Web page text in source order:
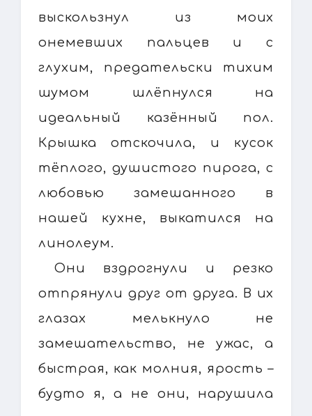
выскользнул из моих
онемевших пальцев и с
глухим, предательски тихим
шумом шлёпнулся на
идеальный казённый пол.
Крышка отскочила, и кусок
тёплого, душистого пирога, с
любовью замешанного в
нашей кухне, выкатился на
линолеум.
Они вздрогнули и резко
отпрянули друг от друга. В их
глазах мелькнуло не
замешательство, не ужас, а
быстрая, как молния, ярость –
будто я, а не они, нарушила